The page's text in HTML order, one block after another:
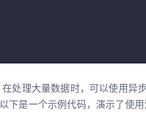
处理大量数据时，可以使用异
下是一个示例代码，演示了使